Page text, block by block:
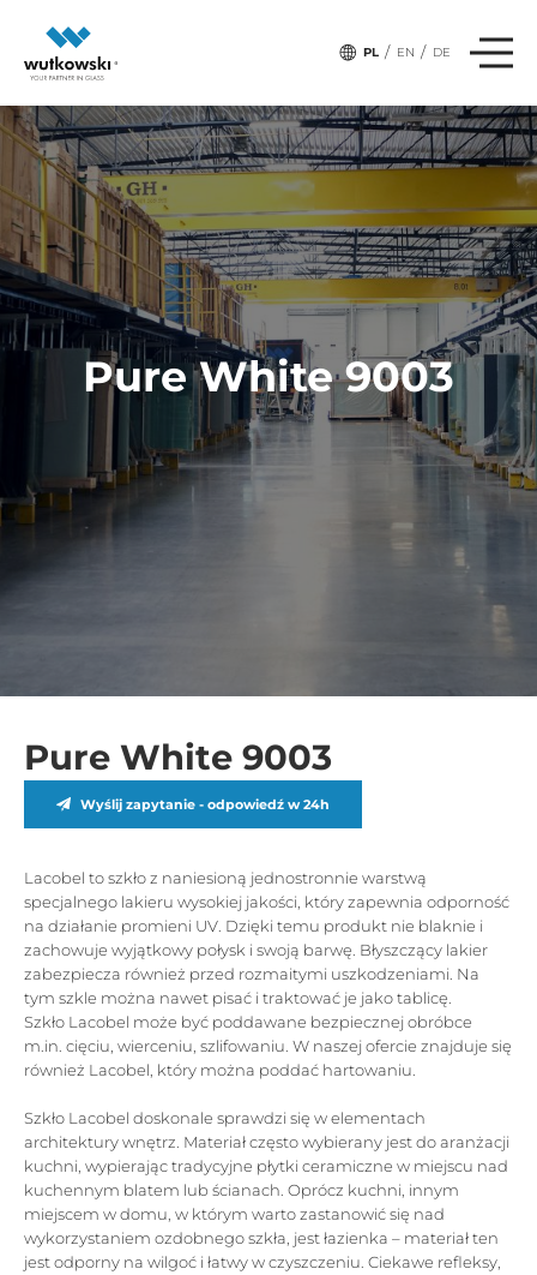
PL / EN / DE
Pure White 9003
Pure White 9003
Wyślij zapytanie - odpowiedź w 24h
Lacobel to szkło z naniesioną jednostronnie warstwą
specjalnego lakieru wysokiej jakości, który zapewnia odporność
na działanie promieni UV. Dzięki temu produkt nie blaknie i
zachowuje wyjątkowy połysk i swoją barwę. Błyszczący lakier
zabezpiecza również przed rozmaitymi uszkodzeniami. Na
tym szkle można nawet pisać i traktować je jako tablicę.
Szkło Lacobel może być poddawane bezpiecznej obróbce
m.in. cięciu, wierceniu, szlifowaniu. W naszej ofercie znajduje się
również Lacobel, który można poddać hartowaniu.
Szkło Lacobel doskonale sprawdzi się w elementach
architektury wnętrz. Materiał często wybierany jest do aranżacji
kuchni, wypierając tradycyjne płytki ceramiczne w miejscu nad
kuchennym blatem lub ścianach. Oprócz kuchni, innym
miejscem w domu, w którym warto zastanowić się nad
wykorzystaniem ozdobnego szkła, jest łazienka – materiał ten
jest odporny na wilgoć i łatwy w czyszczeniu. Ciekawe refleksy,